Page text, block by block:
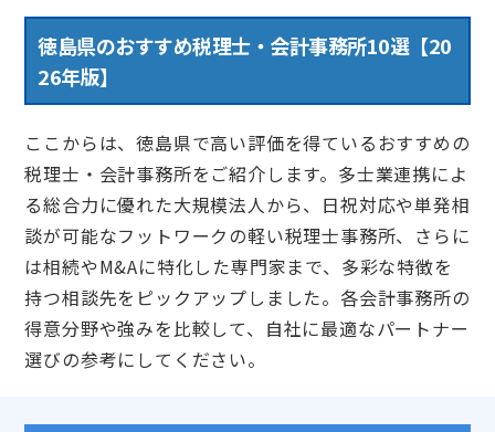
徳島県のおすすめ税理士・会計事務所10選【20
26年版】
ここからは、徳島県で高い評価を得ているおすすめの
税理士・会計事務所をご紹介します。多士業連携によ
る総合力に優れた大規模法人から、日祝対応や単発相
談が可能なフットワークの軽い税理士事務所、さらに
は相続やM&Aに特化した専門家まで、多彩な特徴を
持つ相談先をピックアップしました。各会計事務所の
得意分野や強みを比較して、自社に最適なパートナー
選びの参考にしてください。